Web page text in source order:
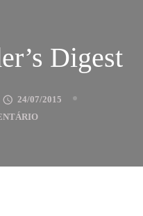
Digest
24/07/2015
EM
READER’S